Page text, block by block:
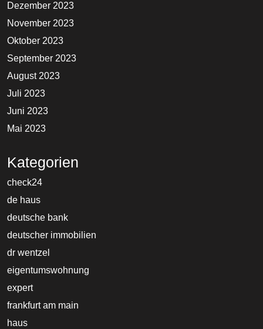
Dezember 2023
November 2023
Oktober 2023
September 2023
August 2023
Juli 2023
Juni 2023
Mai 2023
Kategorien
check24
de haus
deutsche bank
deutscher immobilien
dr wentzel
eigentumswohnung
expert
frankfurt am main
haus